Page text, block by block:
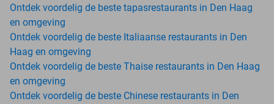
Ontdek voordelig de beste tapasrestaurants in Den Haag
en omgeving
Ontdek voordelig de beste Italiaanse restaurants in Den
Haag en omgeving
Ontdek voordelig de beste Thaise restaurants in Den Haag
en omgeving
Ontdek voordelig de beste Chinese restaurants in Den